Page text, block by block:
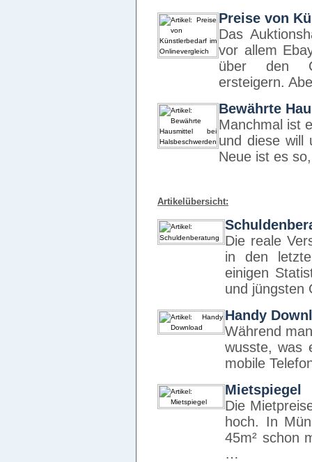
Preise von
Das
vor allem
über den
ersteigern.
Bewährte
Manchmal ist
und diese will
Neue ist es
Artikelübersicht:
Die reale
in den
einigen
und jüngsten
Handy
Während
wusste, was
mobile
Mietspiegel
Die
hoch. In
45m² schon
…